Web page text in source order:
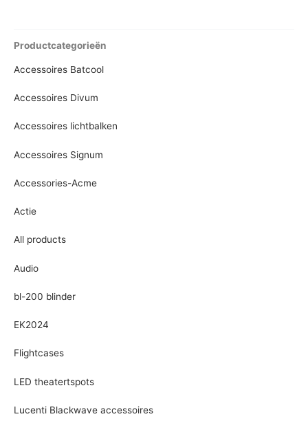
Productcategorieën
Accessoires Batcool
Accessoires Divum
Accessoires lichtbalken
Accessoires Signum
Accessories-Acme
Actie
All products
Audio
bl-200 blinder
EK2024
Flightcases
LED theatertspots
Lucenti Blackwave accessoires